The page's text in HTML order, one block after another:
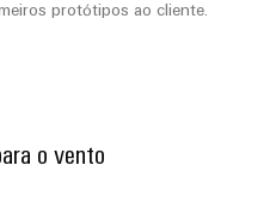
protótipos ao cliente.
o vento